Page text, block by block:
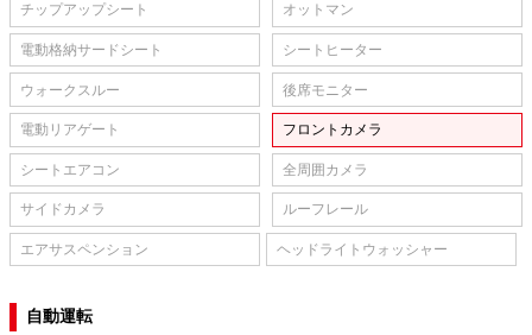
チップアップシート オットマン
電動格納サードシート シートヒーター
ウォークスルー 後席モニター
電動リアゲート フロントカメラ
シートエアコン 全周囲カメラ
サイドカメラ ルーフレール
エアサスペンション ヘッドライトウォッシャー
自動運転